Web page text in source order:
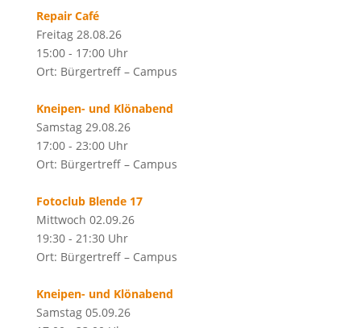
Repair Café
Freitag 28.08.26
15:00 - 17:00 Uhr
Ort: Bürgertreff – Campus
Kneipen- und Klönabend
Samstag 29.08.26
17:00 - 23:00 Uhr
Ort: Bürgertreff – Campus
Fotoclub Blende 17
Mittwoch 02.09.26
19:30 - 21:30 Uhr
Ort: Bürgertreff – Campus
Kneipen- und Klönabend
Samstag 05.09.26